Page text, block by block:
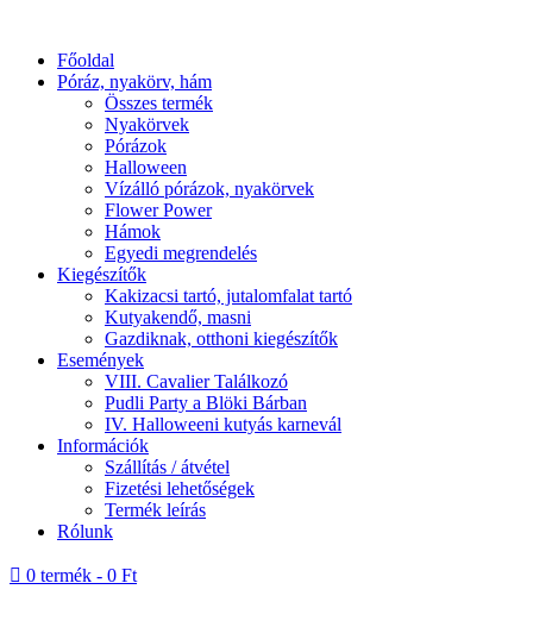
Főoldal
Póráz, nyakörv, hám
Összes termék
Nyakörvek
Pórázok
Halloween
Vízálló pórázok, nyakörvek
Flower Power
Hámok
Egyedi megrendelés
Kiegészítők
Kakizacsi tartó, jutalomfalat tartó
Kutyakendő, masni
Gazdiknak, otthoni kiegészítők
Események
VIII. Cavalier Találkozó
Pudli Party a Blöki Bárban
IV. Halloweeni kutyás karnevál
Információk
Szállítás / átvétel
Fizetési lehetőségek
Termék leírás
Rólunk
 0 termék - 0 Ft